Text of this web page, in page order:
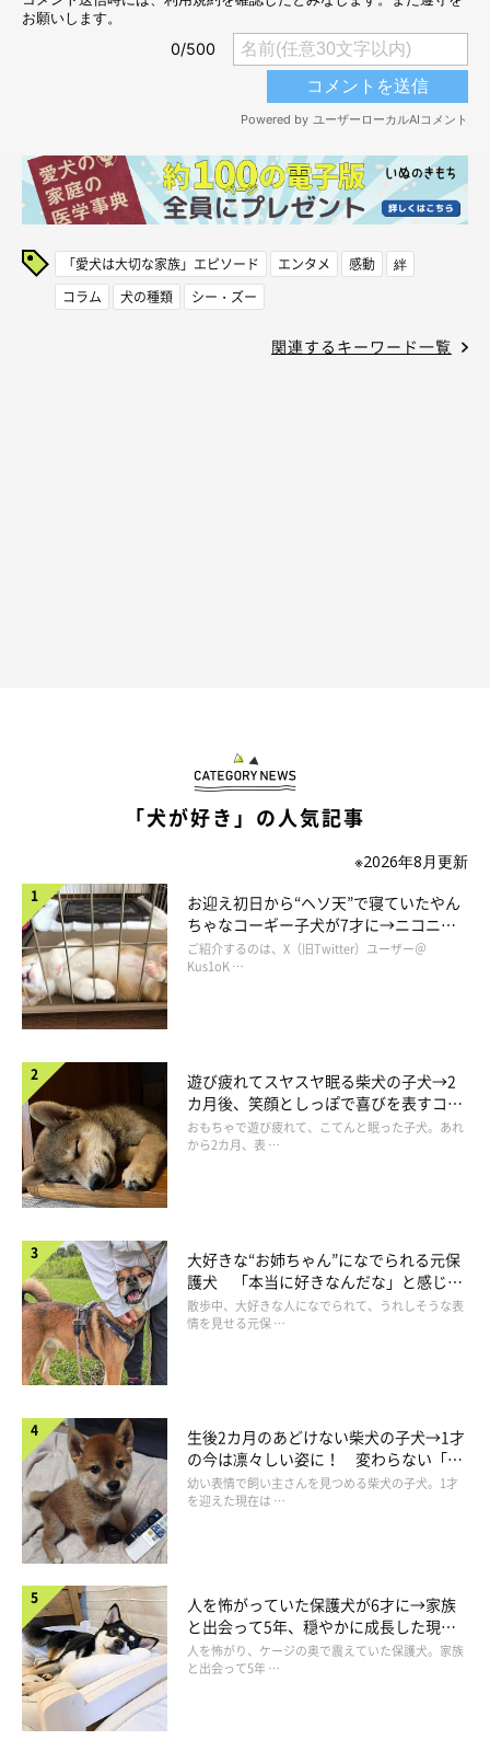
「愛犬は大切な家族」エピソード エンタメ 感動
絆
コラム
犬の種類 シー・ズー
関連するキーワード一覧
「犬が好き」の人気記事
※2026年8月更新
お迎え初日から“ヘソ天”で寝ていたやん
ちゃなコーギー子犬が7才に→ニコニ
コ“コーギースマイル”が魅力のコに成
長！
ご紹介するのは、X（旧Twitter）ユーザー＠
Kus1oK …
遊び疲れてスヤスヤ眠る柴犬の子犬→2
カ月後、笑顔としっぽで喜びを表すコに
成長！
おもちゃで遊び疲れて、こてんと眠った子犬。あれ
から2カ月、表 …
大好きな“お姉ちゃん”になでられる元保
護犬 「本当に好きなんだな」と感じる
表情にほっこり
散歩中、大好きな人になでられて、うれしそうな表
情を見せる元保 …
生後2カ月のあどけない柴犬の子犬→1才
の今は凛々しい姿に！ 変わらない「く
りくりおめめ」にもほっこり
幼い表情で飼い主さんを見つめる柴犬の子犬。1才
を迎えた現在は …
人を怖がっていた保護犬が6才に→家族
と出会って5年、穏やかに成長した現在
の姿にグッとくる
人を怖がり、ケージの奥で震えていた保護犬。家族
と出会って5年 …